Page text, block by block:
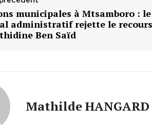
municipales à Mtsamboro : le
administratif rejette le recours
Ben Saïd
Mathilde HANGARD